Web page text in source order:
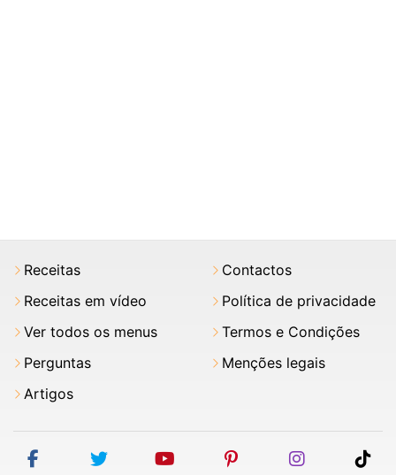
Receitas
Receitas em vídeo
Ver todos os menus
Perguntas
Artigos
Contactos
Política de privacidade
Termos e Condições
Menções legais
facebooktwitter youtubepinterestinstagram